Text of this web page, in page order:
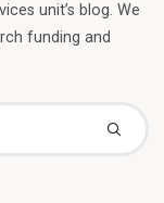
unit’s blog. We
funding and